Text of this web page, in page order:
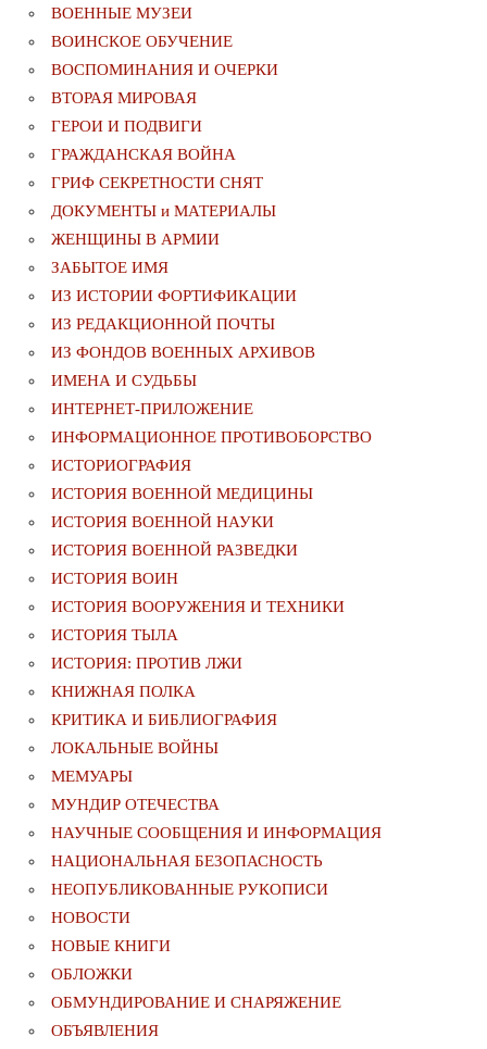
ВОЕННЫЕ МУЗЕИ
ВОИНСКОЕ ОБУЧЕНИЕ
ВОСПОМИНАНИЯ И ОЧЕРКИ
ВТОРАЯ МИРОВАЯ
ГЕРОИ И ПОДВИГИ
ГРАЖДАНСКАЯ ВОЙНА
ГРИФ СЕКРЕТНОСТИ СНЯТ
ДОКУМЕНТЫ и МАТЕРИАЛЫ
ЖЕНЩИНЫ В АРМИИ
ЗАБЫТОЕ ИМЯ
ИЗ ИСТОРИИ ФОРТИФИКАЦИИ
ИЗ РЕДАКЦИОННОЙ ПОЧТЫ
ИЗ ФОНДОВ ВОЕННЫХ АРХИВОВ
ИМЕНА И СУДЬБЫ
ИНТЕРНЕТ-ПРИЛОЖЕНИЕ
ИНФОРМАЦИОННОЕ ПРОТИВОБОРСТВО
ИСТОРИОГРАФИЯ
ИСТОРИЯ ВОЕННОЙ МЕДИЦИНЫ
ИСТОРИЯ ВОЕННОЙ НАУКИ
ИСТОРИЯ ВОЕННОЙ РАЗВЕДКИ
ИСТОРИЯ ВОИН
ИСТОРИЯ ВООРУЖЕНИЯ И ТЕХНИКИ
ИСТОРИЯ ТЫЛА
ИСТОРИЯ: ПРОТИВ ЛЖИ
КНИЖНАЯ ПОЛКА
КРИТИКА И БИБЛИОГРАФИЯ
ЛОКАЛЬНЫЕ ВОЙНЫ
МЕМУАРЫ
МУНДИР ОТЕЧЕСТВА
НАУЧНЫЕ СООБЩЕНИЯ И ИНФОРМАЦИЯ
НАЦИОНАЛЬНАЯ БЕЗОПАСНОСТЬ
НЕОПУБЛИКОВАННЫЕ РУКОПИСИ
НОВОСТИ
НОВЫЕ КНИГИ
ОБЛОЖКИ
ОБМУНДИРОВАНИЕ И СНАРЯЖЕНИЕ
ОБЪЯВЛЕНИЯ